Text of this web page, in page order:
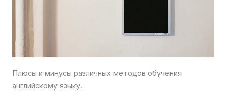
Плюсы и минусы различных методов обучения
английскому языку.